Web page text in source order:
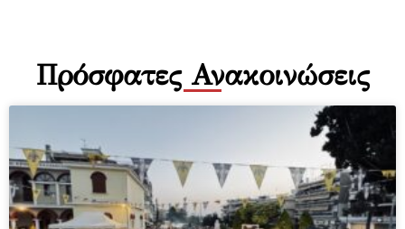
Πρόσφατες Ανακοινώσεις